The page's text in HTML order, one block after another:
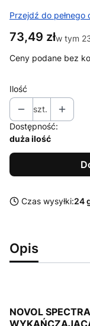
Przejdź do pełnego
Cena
73,49 złw tym
w tym
Ceny podane bez
Ilość
szt.
Dostępność:
duża ilość
Czas wysyłki:24
Opis
NOVOL